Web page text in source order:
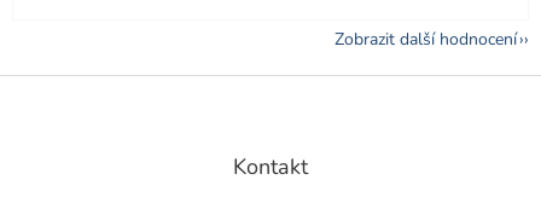
Zobrazit další hodnocení
Z
Kontakt